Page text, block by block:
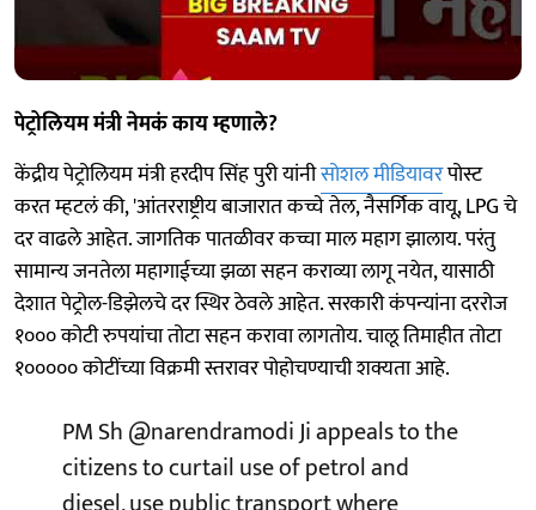
पेट्रोलियम मंत्री नेमकं काय म्हणाले?
केंद्रीय पेट्रोलियम मंत्री हरदीप सिंह पुरी यांनीसोशल मीडियावरपोस्ट
करत म्हटलं की, 'आंतरराष्ट्रीय बाजारात कच्चे तेल, नैसर्गिक वायू, LPG चे
दर वाढले आहेत. जागतिक पातळीवर कच्चा माल महाग झालाय. परंतु
सामान्य जनतेला महागाईच्या झळा सहन कराव्या लागू नयेत, यासाठी
देशात पेट्रोल-डिझेलचे दर स्थिर ठेवले आहेत. सरकारी कंपन्यांना दररोज
१००० कोटी रुपयांचा तोटा सहन करावा लागतोय. चालू तिमाहीत तोटा
१००००० कोटींच्या विक्रमी स्तरावर पोहोचण्याची शक्यता आहे.
PM Sh@narendramodiJi appeals to the
citizens to curtail use of petrol and